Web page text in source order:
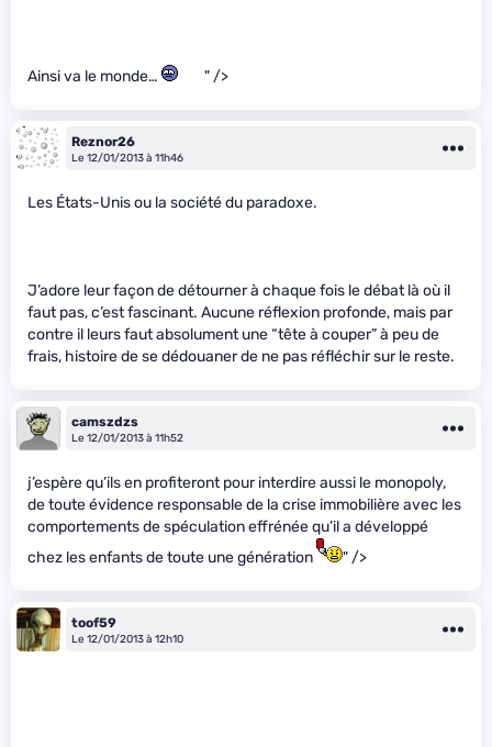
Ainsi va le monde… " />
Reznor26
Le 12/01/2013 à 11h46
Les États-Unis ou la société du paradoxe.
J’adore leur façon de détourner à chaque fois le débat là où il
faut pas, c’est fascinant. Aucune réflexion profonde, mais par
contre il leurs faut absolument une “tête à couper” à peu de
frais, histoire de se dédouaner de ne pas réfléchir sur le reste.
camszdzs
Le 12/01/2013 à 11h52
j’espère qu’ils en profiteront pour interdire aussi le monopoly,
de toute évidence responsable de la crise immobilière avec les
comportements de spéculation effrénée qu’il a développé
chez les enfants de toute une génération
" />
toof59
Le 12/01/2013 à 12h10